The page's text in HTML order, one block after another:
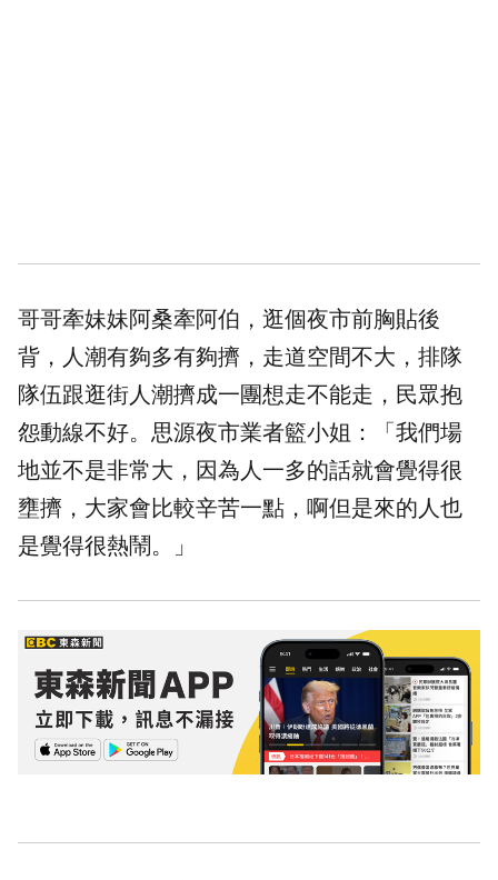
哥哥牽妹妹阿桑牽阿伯，逛個夜市前胸貼後
背，人潮有夠多有夠擠，走道空間不大，排隊
隊伍跟逛街人潮擠成一團想走不能走，民眾抱
怨動線不好。思源夜市業者籃小姐：「我們場
地並不是非常大，因為人一多的話就會覺得很
壅擠，大家會比較辛苦一點，啊但是來的人也
是覺得很熱鬧。」